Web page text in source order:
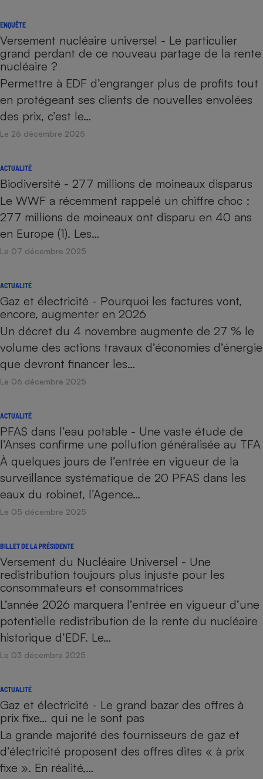
ENQUÊTE
Versement nucléaire universel - Le particulier
grand perdant de ce nouveau partage de la rente
nucléaire ?
Permettre à EDF d’engranger plus de profits tout
en protégeant ses clients de nouvelles envolées
des prix, c’est le…
Le 26 décembre 2025
ACTUALITÉ
Biodiversité - 277 millions de moineaux disparus
Le WWF a récemment rappelé un chiffre choc :
277 millions de moineaux ont disparu en 40 ans
en Europe (1). Les…
Le 07 décembre 2025
ACTUALITÉ
Gaz et électricité - Pourquoi les factures vont,
encore, augmenter en 2026
Un décret du 4 novembre augmente de 27 % le
volume des actions travaux d’économies d’énergie
que devront financer les…
Le 06 décembre 2025
ACTUALITÉ
PFAS dans l’eau potable - Une vaste étude de
l’Anses confirme une pollution généralisée au TFA
À quelques jours de l’entrée en vigueur de la
surveillance systématique de 20 PFAS dans les
eaux du robinet, l’Agence…
Le 05 décembre 2025
BILLET DE LA PRÉSIDENTE
Versement du Nucléaire Universel - Une
redistribution toujours plus injuste pour les
consommateurs et consommatrices
L’année 2026 marquera l’entrée en vigueur d’une
potentielle redistribution de la rente du nucléaire
historique d’EDF. Le…
Le 03 décembre 2025
ACTUALITÉ
Gaz et électricité - Le grand bazar des offres à
prix fixe… qui ne le sont pas
La grande majorité des fournisseurs de gaz et
d’électricité proposent des offres dites « à prix
fixe ». En réalité,…